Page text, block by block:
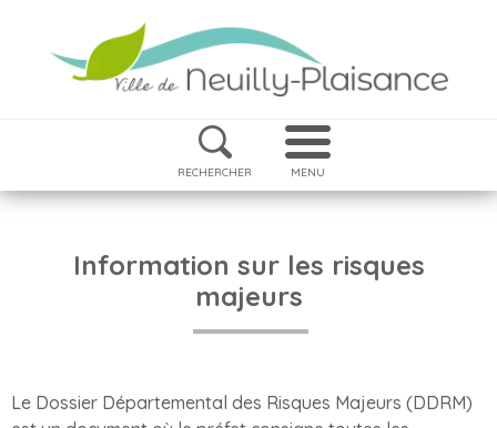
RECHERCHER MENU
Information sur les risques
majeurs
Le Dossier Départemental des Risques Majeurs (DDRM)